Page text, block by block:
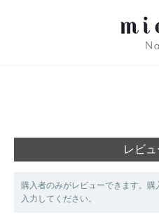
レビ
購入者のみがレビューできます。
入力してください。